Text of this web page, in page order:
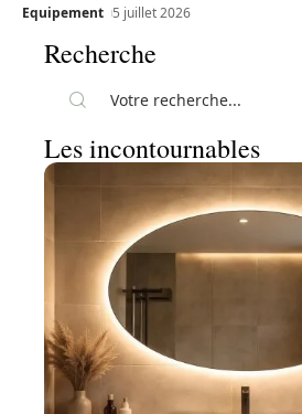
Equipement 5 juillet 2026
Recherche
Les incontournables